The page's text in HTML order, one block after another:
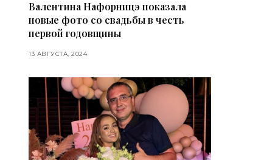
Валентина Нафорницэ показала
новые фото со свадьбы в честь
первой годовщины
13 АВГУСТА, 2024